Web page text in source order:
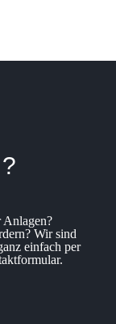
Anlagen?
Wir sind
einfach per